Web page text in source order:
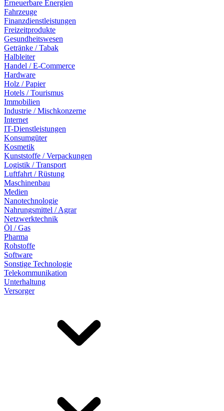
Erneuerbare Energien
Fahrzeuge
Finanzdienstleistungen
Freizeitprodukte
Gesundheitswesen
Getränke / Tabak
Halbleiter
Handel / E-Commerce
Hardware
Holz / Papier
Hotels / Tourismus
Immobilien
Industrie / Mischkonzerne
Internet
IT-Dienstleistungen
Konsumgüter
Kosmetik
Kunststoffe / Verpackungen
Logistik / Transport
Luftfahrt / Rüstung
Maschinenbau
Medien
Nanotechnologie
Nahrungsmittel / Agrar
Netzwerktechnik
Öl / Gas
Pharma
Rohstoffe
Software
Sonstige Technologie
Telekommunikation
Unterhaltung
Versorger